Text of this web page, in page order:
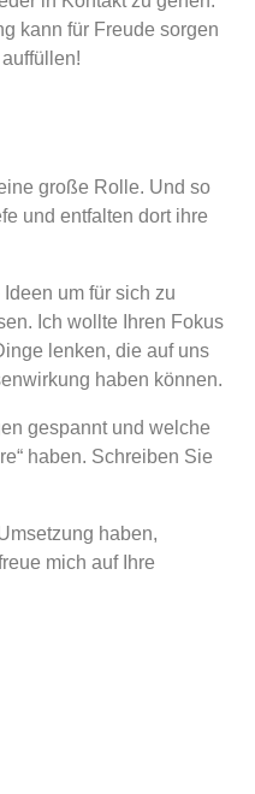
kann für Freude sorgen
große Rolle. Und so
und entfalten dort ihre
um für sich zu
Ich wollte Ihren Fokus
lenken, die auf uns
haben können.
gespannt und welche
haben. Schreiben Sie
haben,
mich auf Ihre